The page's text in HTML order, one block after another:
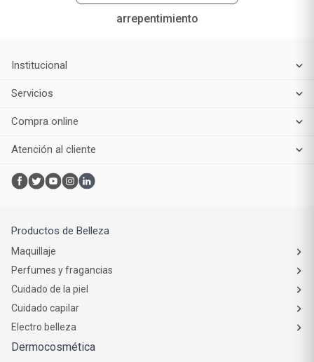
arrepentimiento
Institucional
Servicios
Compra online
Atención al cliente
Productos de Belleza
Maquillaje
Perfumes y fragancias
Cuidado de la piel
Cuidado capilar
Electro belleza
Dermocosmética